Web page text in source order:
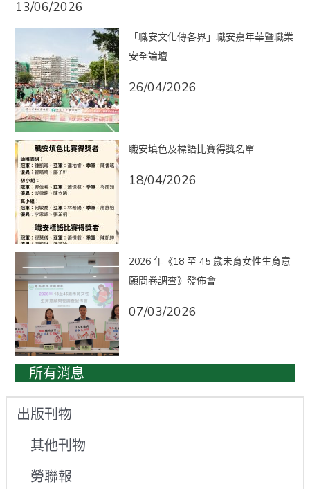
13/06/2026
「職安文化傳各界」職安嘉年華暨職業
安全論壇
26/04/2026
職安填色及標語比賽得獎名單
18/04/2026
2026 年《18 至 45 歲未育女性生育意
願問卷調查》發佈會
07/03/2026
所有消息
出版刊物
其他刊物
勞聯報